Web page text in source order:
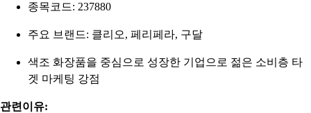
종목코드: 237880
주요 브랜드: 클리오, 페리페라, 구달
색조 화장품을 중심으로 성장한 기업으로 젊은 소비층 타
겟 마케팅 강점
관련이유: